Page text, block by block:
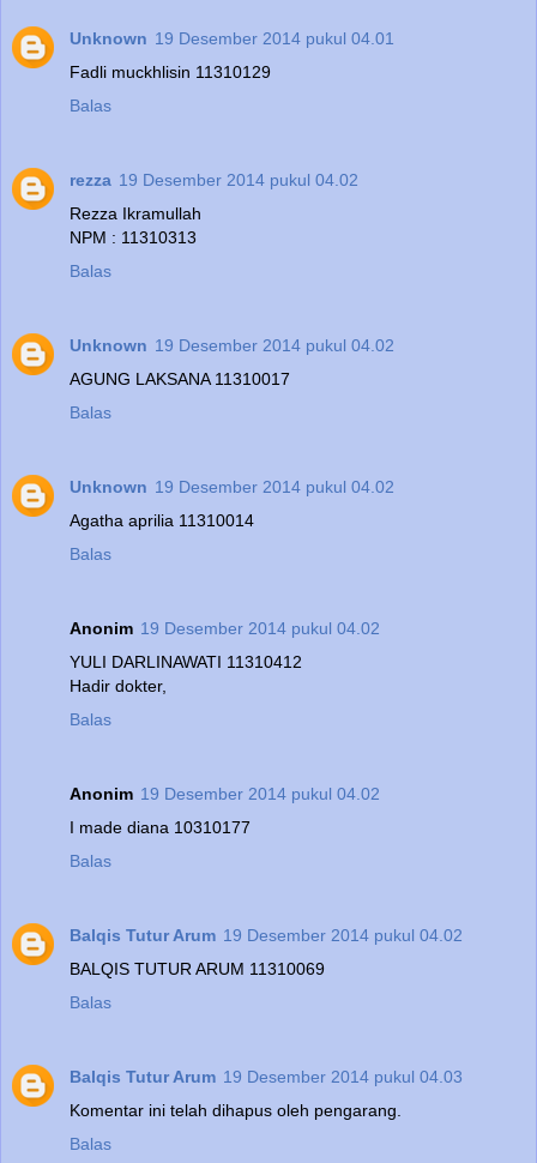
Unknown 19 Desember 2014 pukul 04.01
Fadli muckhlisin 11310129
Balas
rezza 19 Desember 2014 pukul 04.02
Rezza Ikramullah
NPM : 11310313
Balas
Unknown 19 Desember 2014 pukul 04.02
AGUNG LAKSANA 11310017
Balas
Unknown 19 Desember 2014 pukul 04.02
Agatha aprilia 11310014
Balas
Anonim 19 Desember 2014 pukul 04.02
YULI DARLINAWATI 11310412
Hadir dokter,
Balas
Anonim 19 Desember 2014 pukul 04.02
I made diana 10310177
Balas
Balqis Tutur Arum 19 Desember 2014 pukul 04.02
BALQIS TUTUR ARUM 11310069
Balas
Balqis Tutur Arum 19 Desember 2014 pukul 04.03
Komentar ini telah dihapus oleh pengarang.
Balas